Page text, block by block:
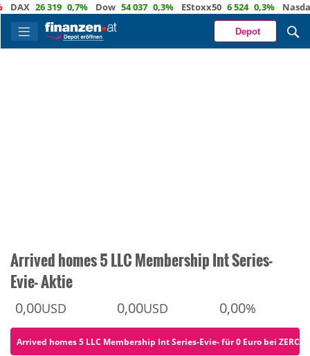
26 319 0,7% Dow 54 037 0,3% EStoxx50 6 524 0,3% Nasdaq
Depot
Arrived homes 5 LLC Membership Int Series-
Evie- Aktie
0,00USD 0,00USD 0,00%
Arrived homes 5 LLC Membership Int Series-Evie- für 0 Euro bei ZERO